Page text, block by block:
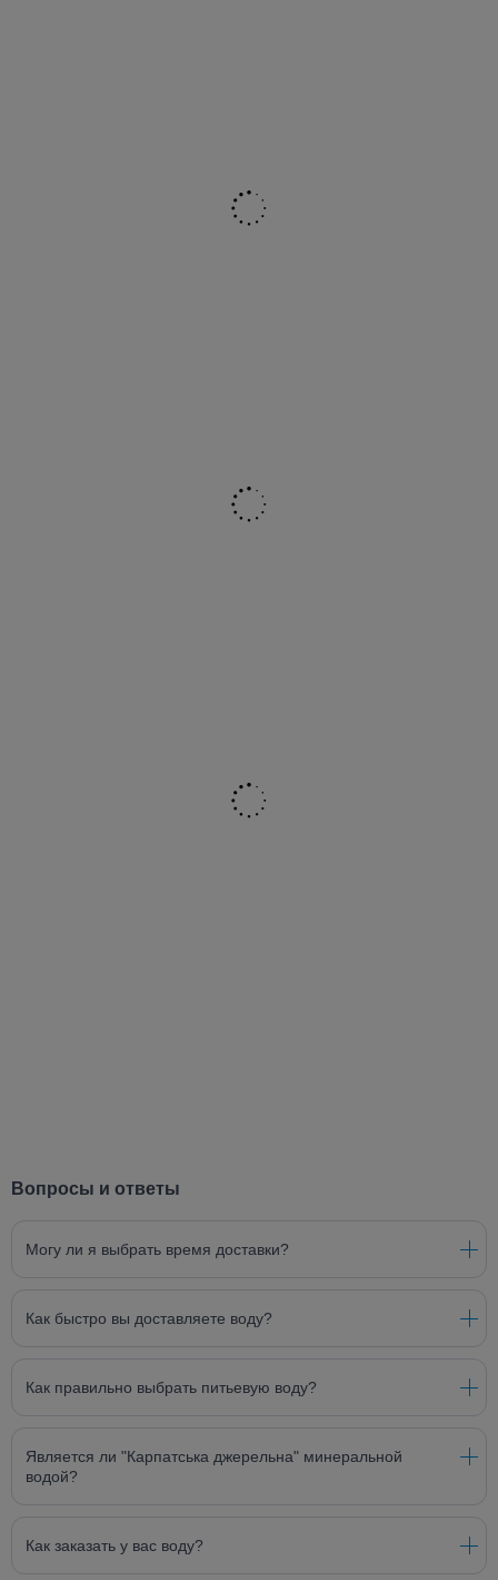
Вопросы и ответы
Могу ли я выбрать время доставки?
Как быстро вы доставляете воду?
Как правильно выбрать питьевую воду?
Является ли "Карпатська джерельна" минеральной
водой?
Как заказать у вас воду?